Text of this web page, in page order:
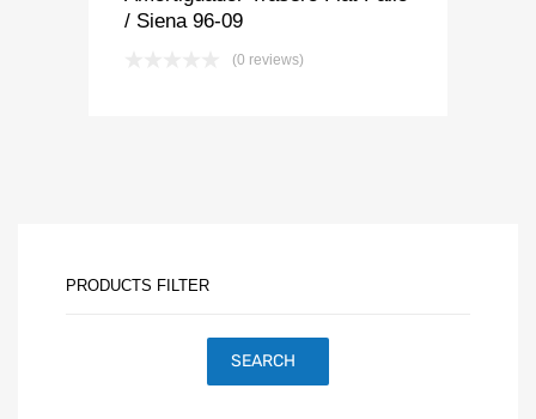
/ Siena 96-09
(0 reviews)
PRODUCTS FILTER
SEARCH